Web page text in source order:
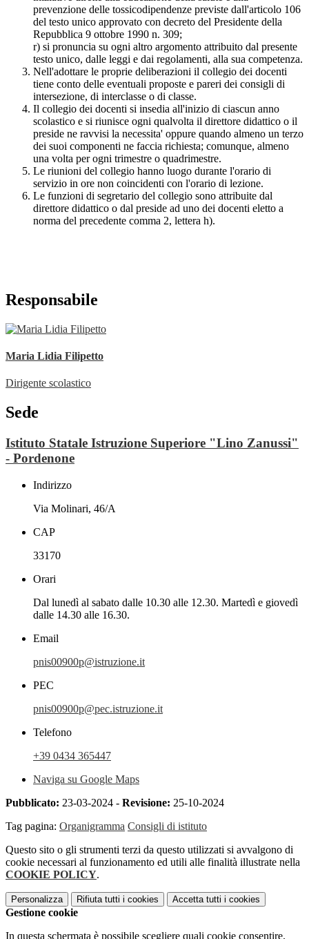
prevenzione delle tossicodipendenze previste dall'articolo 106
del testo unico approvato con decreto del Presidente della
Repubblica 9 ottobre 1990 n. 309;
r) si pronuncia su ogni altro argomento attribuito dal presente
testo unico, dalle leggi e dai regolamenti, alla sua competenza.
Nell'adottare le proprie deliberazioni il collegio dei docenti
tiene conto delle eventuali proposte e pareri dei consigli di
intersezione, di interclasse o di classe.
Il collegio dei docenti si insedia all'inizio di ciascun anno
scolastico e si riunisce ogni qualvolta il direttore didattico o il
preside ne ravvisi la necessita' oppure quando almeno un terzo
dei suoi componenti ne faccia richiesta; comunque, almeno
una volta per ogni trimestre o quadrimestre.
Le riunioni del collegio hanno luogo durante l'orario di
servizio in ore non coincidenti con l'orario di lezione.
Le funzioni di segretario del collegio sono attribuite dal
direttore didattico o dal preside ad uno dei docenti eletto a
norma del precedente comma 2, lettera h).
Responsabile
Maria Lidia Filipetto
Dirigente scolastico
Sede
Istituto Statale Istruzione Superiore "Lino Zanussi"
- Pordenone
Indirizzo
Via Molinari, 46/A
CAP
33170
Orari
Dal lunedì al sabato dalle 10.30 alle 12.30. Martedì e giovedì
dalle 14.30 alle 16.30.
Email
pnis00900p@istruzione.it
PEC
pnis00900p@pec.istruzione.it
Telefono
+39 0434 365447
Naviga su Google Maps
Pubblicato: 23-03-2024 - Revisione: 25-10-2024
Tag pagina: Organigramma Consigli di istituto
Questo sito o gli strumenti terzi da questo utilizzati si avvalgono di
cookie necessari al funzionamento ed utili alle finalità illustrate nella
COOKIE POLICY.
Personalizza Rifiuta tutti i cookies Accetta tutti i cookies
Gestione cookie
In questa schermata è possibile scegliere quali cookie consentire.